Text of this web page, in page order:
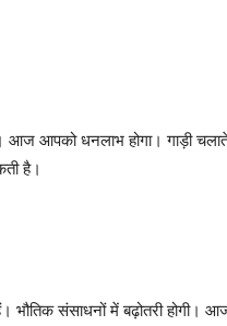
आज आपको धनलाभ होगा। गाड़ी
है।
संसाधनों में बढ़ोतरी होगी।